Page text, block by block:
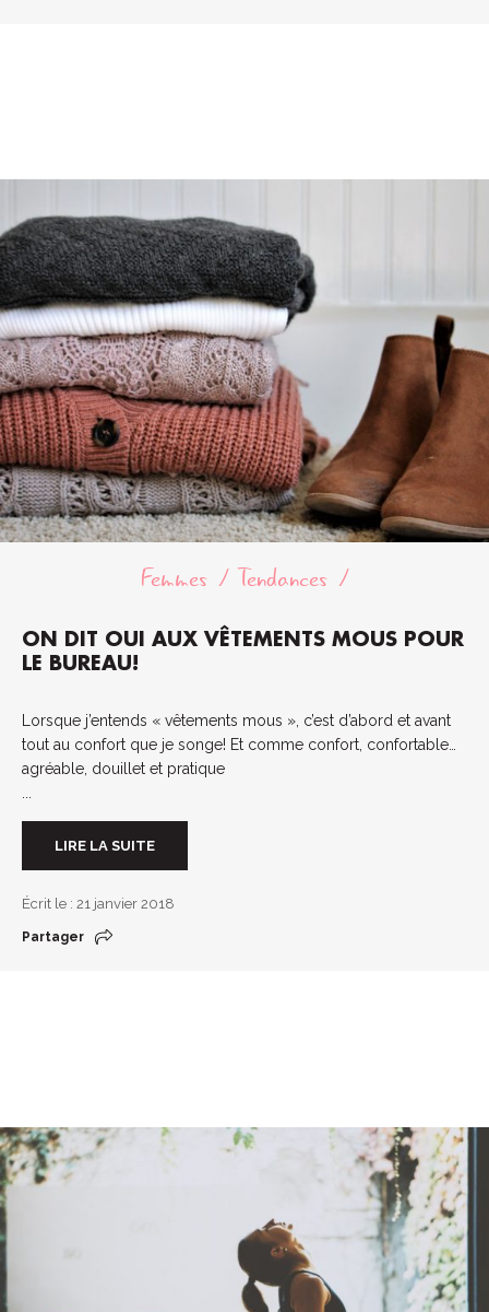
Femmes Tendances
ON DIT OUI AUX VÊTEMENTS MOUS POUR
LE BUREAU!
Lorsque j’entends « vêtements mous », c’est d’abord et avant
tout au confort que je songe! Et comme confort, confortable…
agréable, douillet et pratique
LIRE LA SUITE
Écrit le : 21 janvier 2018
Partager